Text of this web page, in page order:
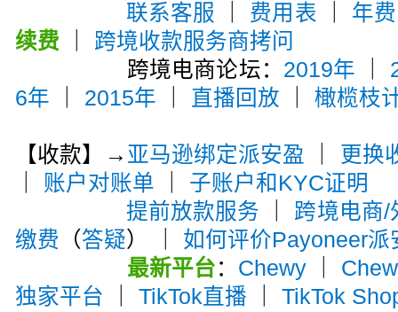
联系客服
费用表 年费
续费
跨境收款服务商拷问
跨境电商论坛： 2019年
6年
2015年 直播回放 ｜橄榄枝
【收款】→ 亚马逊绑定派安盈
更换
账户对账单
子账户和KYC证明
提前放款服务
跨境电商/
缴费 （答疑） ｜ 如何评价Payoneer派
最新平台： Chewy｜
独家平台 ｜TikTok直播 ｜TikTok